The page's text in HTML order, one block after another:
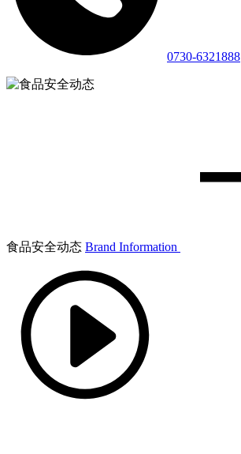
0730-6321888
食品安全动态 Brand Information